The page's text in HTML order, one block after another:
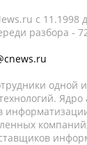
c 11.1998
разбора -
одной